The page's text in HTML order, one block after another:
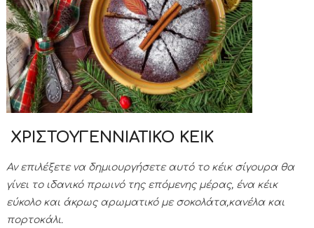
ΧΡΙΣΤΟΥΓΕΝΝΙΑΤΙΚΟ ΚΕΙΚ
Αν επιλέξετε να δημιουργήσετε αυτό το κέικ σίγουρα θα
γίνει το ιδανικό πρωινό της επόμενης μέρας, ένα κέικ
εύκολο και άκρως αρωματικό με σοκολάτα,κανέλα και
πορτοκάλι.